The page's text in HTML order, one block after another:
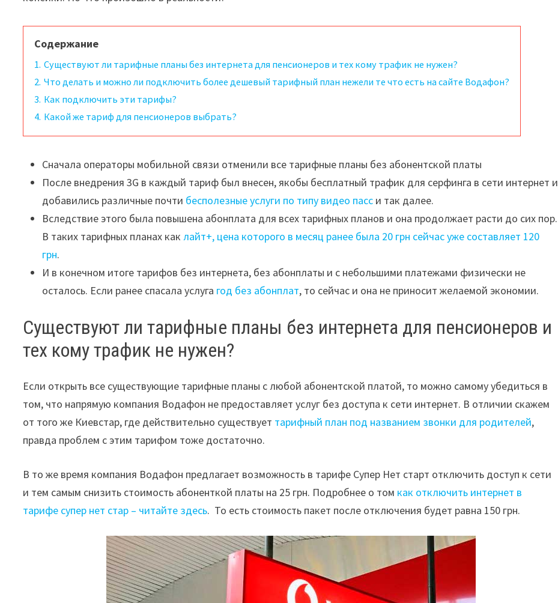
Содержание
1. Существуют ли тарифные планы без интернета для пенсионеров и тех кому трафик не нужен?
2. Что делать и можно ли подключить более дешевый тарифный план нежели те что есть на сайте Водафон?
3. Как подключить эти тарифы?
4. Какой же тариф для пенсионеров выбрать?
Сначала операторы мобильной связи отменили все тарифные планы без абонентской платы
После внедрения 3G в каждый тариф был внесен, якобы бесплатный трафик для серфинга в сети интернет и
добавились различные почти бесполезные услуги по типу видео пасс и так далее.
Вследствие этого была повышена абонплата для всех тарифных планов и она продолжает расти до сих пор.
В таких тарифных планах каклайт+, цена которого в месяц ранее была 20 грн сейчас уже составляет 120
грн.
И в конечном итоге тарифов без интернета, без абонплаты и с небольшими платежами физически не
осталось. Если ранее спасала услуга год без абонплат, то сейчас и она не приносит желаемой экономии.
Существуют ли тарифные планы без интернета для пенсионеров и
тех кому трафик не нужен?
Если открыть все существующие тарифные планы с любой абонентской платой, то можно самому убедиться в
том, что напрямую компания Водафон не предоставляет услуг без доступа к сети интернет. В отличии скажем
от того же Киевстар, где действительно существует тарифный план под названием звонки для родителей,
правда проблем с этим тарифом тоже достаточно.
В то же время компания Водафон предлагает возможность в тарифе Супер Нет старт отключить доступ к сети
и тем самым снизить стоимость абоненткой платы на 25 грн. Подробнее о том как отключить интернет в
тарифе супер нет стар – читайте здесь. То есть стоимость пакет после отключения будет равна 150 грн.